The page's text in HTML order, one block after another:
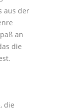
aus der
an
die
die